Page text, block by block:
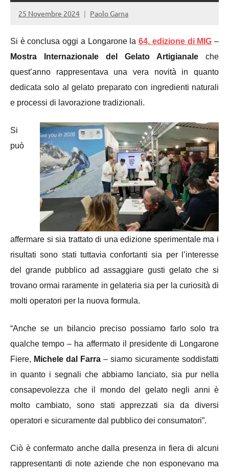
25 Novembre 2024 Paolo Garna
Si è conclusa oggi a Longarone la64. edizione di MIG –
Mostra Internazionale del Gelato Artigianale che
quest’anno rappresentava una vera novità in quanto
dedicata solo al gelato preparato con ingredienti naturali
e processi di lavorazione tradizionali.
Si
può
affermare si sia trattato di una edizione sperimentale ma i
risultati sono stati tuttavia confortanti sia per l’interesse
del grande pubblico ad assaggiare gusti gelato che si
trovano ormai raramente in gelateria sia per la curiosità di
molti operatori per la nuova formula.
“Anche se un bilancio preciso possiamo farlo solo tra
qualche tempo – ha affermato il presidente di Longarone
Fiere, Michele dal Farra – siamo sicuramente soddisfatti
in quanto i segnali che abbiamo lanciato, sia pur nella
consapevolezza che il mondo del gelato negli anni è
molto cambiato, sono stati apprezzati sia da diversi
operatori e sicuramente dal pubblico dei consumatori”.
Ciò è confermato anche dalla presenza in fiera di alcuni
rappresentanti di note aziende che non esponevano ma